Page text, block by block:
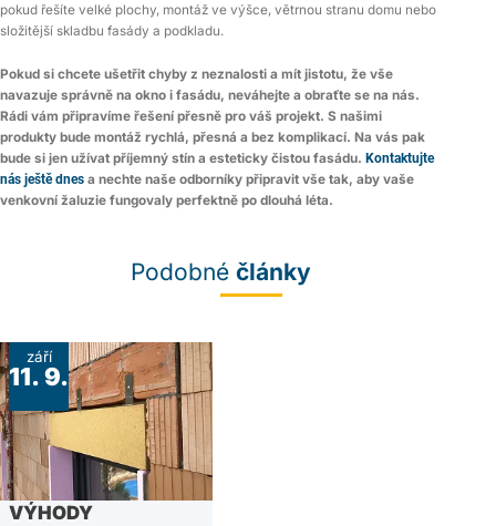
pokud řešíte velké plochy, montáž ve výšce, větrnou stranu domu nebo
složitější skladbu fasády a podkladu.
Pokud si chcete ušetřit chyby z neznalosti a mít jistotu, že vše
navazuje správně na okno i fasádu, neváhejte a obraťte se na nás.
Rádi vám připravíme řešení přesně pro váš projekt. S našimi
produkty bude montáž rychlá, přesná a bez komplikací. Na vás pak
bude si jen užívat příjemný stín a esteticky čistou fasádu. Kontaktujte
nás ještě dnes a nechte naše odborníky připravit vše tak, aby vaše
venkovní žaluzie fungovaly perfektně po dlouhá léta.
Podobné články
září
11. 9.
VÝHODY